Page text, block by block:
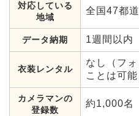
対応している
地域
全国47都
データ納期 1週間以内
衣装レンタル
なし（フ
ことは可能
カメラマンの
登録数
約1,000名